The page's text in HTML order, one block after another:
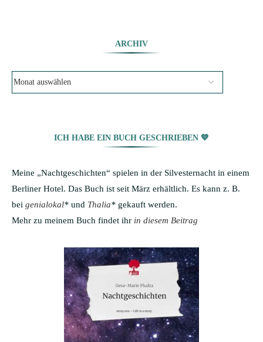
ARCHIV
ICH HABE EIN BUCH GESCHRIEBEN 💙
Meine „Nachtgeschichten“ spielen in der Silvesternacht in einem
Berliner Hotel. Das Buch ist seit März erhältlich. Es kann z. B.
bei genialokal* und Thalia* gekauft werden.
Mehr zu meinem Buch findet ihr in diesem Beitrag